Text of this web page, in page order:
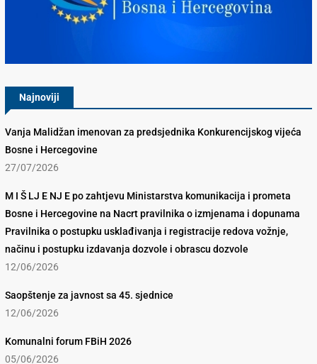
Najnoviji
Vanja Malidžan imenovan za predsjednika Konkurencijskog vijeća
Bosne i Hercegovine
27/07/2026
M I Š LJ E NJ E po zahtjevu Ministarstva komunikacija i prometa
Bosne i Hercegovine na Nacrt pravilnika o izmjenama i dopunama
Pravilnika o postupku usklađivanja i registracije redova vožnje,
načinu i postupku izdavanja dozvole i obrascu dozvole
12/06/2026
Saopštenje za javnost sa 45. sjednice
12/06/2026
Komunalni forum FBiH 2026
05/06/2026